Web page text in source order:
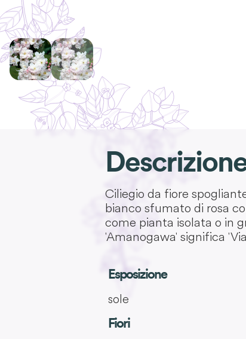
Ciliegio da fiore
bianco sfumato di rosa
come pianta isolata o in
'Amanogawa' significa
Esposizione
sole
Fiori